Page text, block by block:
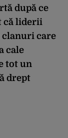
după ce
că liderii
clanuri care
cale
tot un
drept